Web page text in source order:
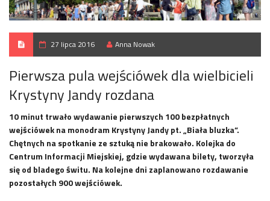
27 lipca 2016 Anna Nowak
Pierwsza pula wejściówek dla wielbicieli
Krystyny Jandy rozdana
10 minut trwało wydawanie pierwszych 100 bezpłatnych
wejściówek na monodram Krystyny Jandy pt. „Biała bluzka”.
Chętnych na spotkanie ze sztuką nie brakowało. Kolejka do
Centrum Informacji Miejskiej, gdzie wydawana bilety, tworzyła
się od bladego świtu. Na kolejne dni zaplanowano rozdawanie
pozostałych 900 wejściówek.